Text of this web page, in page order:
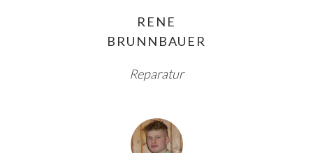
RENE
BRUNNBAUER
Reparatur